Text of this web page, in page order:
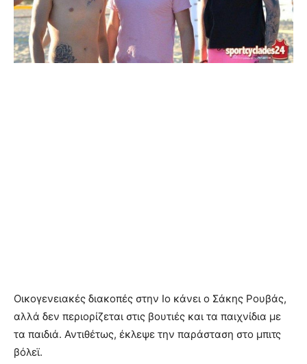
Οικογενειακές διακοπές στην Ιο κάνει ο Σάκης Ρουβάς,
αλλά δεν περιορίζεται στις βουτιές και τα παιχνίδια με
τα παιδιά. Αντιθέτως, έκλεψε την παράσταση στο μπιτς
βόλεϊ.